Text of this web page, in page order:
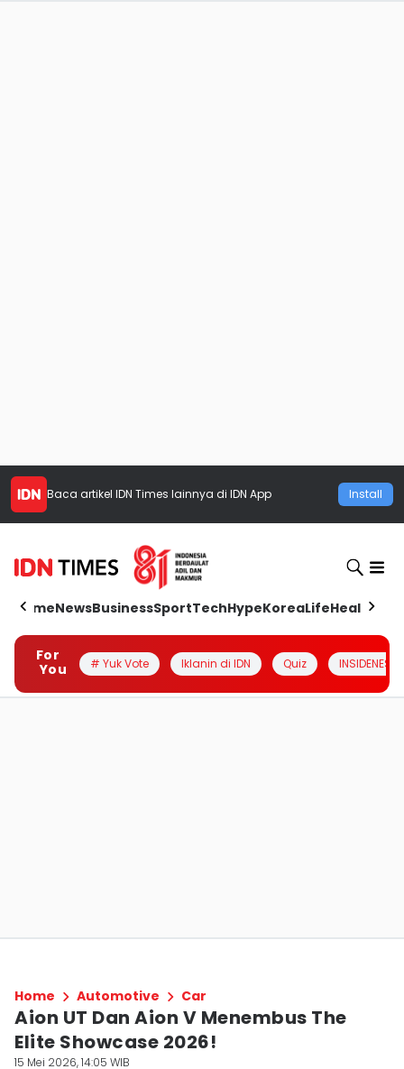
Baca artikel IDN Times lainnya di IDN App Install
HomeNewsBusinessSportTechHypeKoreaLifeHealth
For
You
# Yuk Vote Iklanin di IDN Quiz INSIDENESIA
Home Automotive Car
Aion UT Dan Aion V Menembus The
Elite Showcase 2026!
15 Mei 2026, 14:05 WIB